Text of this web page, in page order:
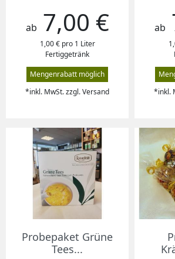
Preis
ab 7,00 €
1,00 € pro 1 Liter
Fertiggetränk
Mengenrabatt möglich
*inkl. MwSt. zzgl. Versand
ab
*inkl.
Probepaket Grüne
Tees...